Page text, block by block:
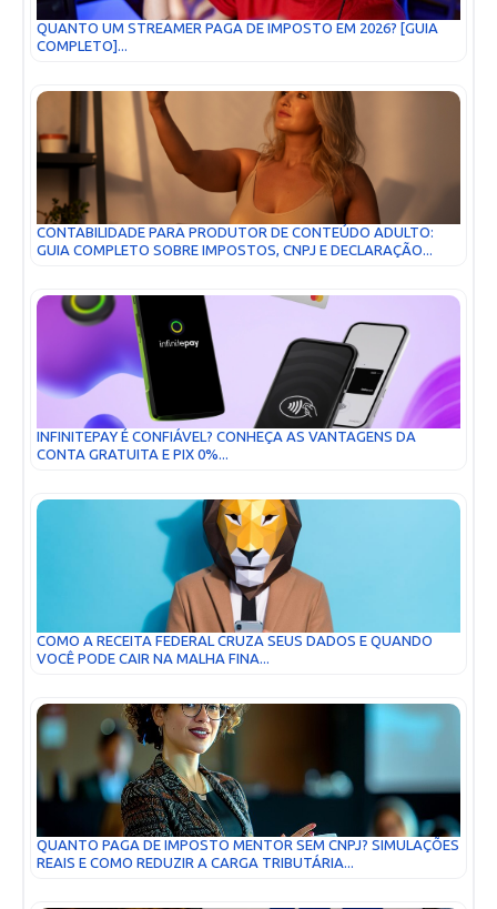
QUANTO UM STREAMER PAGA DE IMPOSTO EM 2026? [GUIA
COMPLETO]...
CONTABILIDADE PARA PRODUTOR DE CONTEÚDO ADULTO:
GUIA COMPLETO SOBRE IMPOSTOS, CNPJ E DECLARAÇÃO...
INFINITEPAY É CONFIÁVEL? CONHEÇA AS VANTAGENS DA
CONTA GRATUITA E PIX 0%...
COMO A RECEITA FEDERAL CRUZA SEUS DADOS E QUANDO
VOCÊ PODE CAIR NA MALHA FINA...
QUANTO PAGA DE IMPOSTO MENTOR SEM CNPJ? SIMULAÇÕES
REAIS E COMO REDUZIR A CARGA TRIBUTÁRIA...